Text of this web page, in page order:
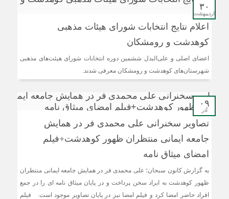
۳۰
اردیبهشت
اعلام نتایج انتخابات شورای هیئات مذهبی
کوهدشت و رومشکان
اعضای اصلی و علی‌البدل ششمین دوره انتخابات شورای هیئت‌های مذهبی
شهرستان‌های کوهدشت و رومشکان معرفی شدند.
۰۹
آذر
تصاویر سخنرانی علی محمدی فر در همایش
جامعه ایمانی منتظران ظهور کوهدشت+فیلم
امضای میثاق نامه
به گزارش کانون سبحان؛ علی محمدی فر در همایش جامعه ایمانی منتظران
ظهور کوهدشت به ایراد سخن پرداخت و در پایان میثاق نامه ای را در جمع
افراد حاضر امضا کرد و فیلم امضا نیز در پایان تصاویر موجود است. فیلم